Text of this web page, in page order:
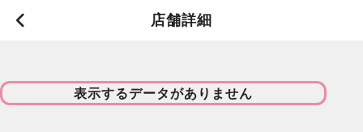
店舗詳細
表示するデータがありません